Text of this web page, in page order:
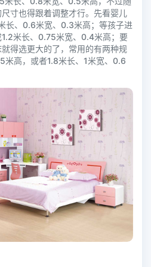
寸也得跟着调整才行。先看婴儿
长、0.6米宽、0.3米高；等孩子进
1.2米长、0.75米宽、0.4米高；要
得选更大的了，常用的有两种规
高，或者1.8米长、1米宽、0.6